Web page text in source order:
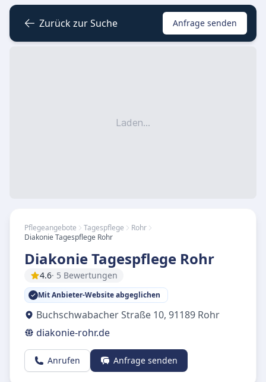
Zurück zur Suche Anfrage senden
Laden...
Pflegeangebote Tagespflege
Rohr
Diakonie Tagespflege Rohr
Diakonie Tagespflege Rohr
4.6· 5 Bewertungen
Mit Anbieter-Website abgeglichen
Buchschwabacher Straße 10, 91189 Rohr
diakonie-rohr.de
Anrufen Anfrage senden